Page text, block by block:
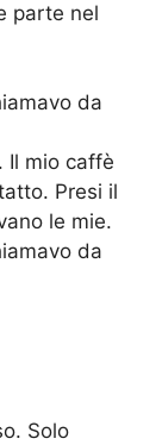
parte nel
da
Il mio caffè
Presi il
le mie.
da
Solo